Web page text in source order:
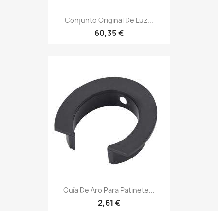
Conjunto Original De Luz...
60,35 €
Guía De Aro Para Patinete...
2,61 €